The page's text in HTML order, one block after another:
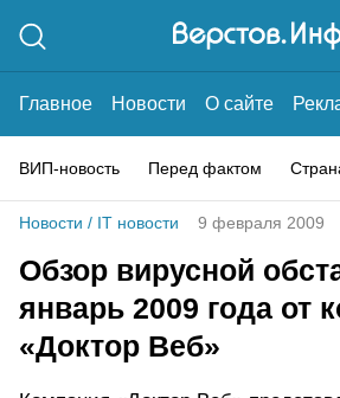
Главное Новости О сайте
ВИП-новость Перед фактом
Новости / IT новости 9 февраля 2009
Обзор вирусной
январь 2009 года от
«Доктор Веб»